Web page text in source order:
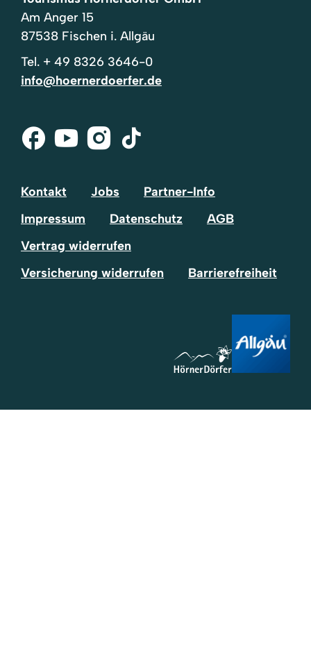
Am Anger 15
87538 Fischen i. Allgäu
Tel. + 49 8326 3646-0
info@hoernerdoerfer.de
Facebook
Youtube
Instagram
Tik-
Kontakt Jobs
Partner-Info
Impressum
Datenschutz
AGB
Vertrag widerrufen
Versicherung widerrufen
Barrierefreiheit